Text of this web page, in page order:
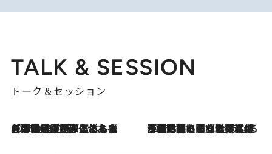
TALK & SESSION
トーク＆セッション
2026.8.3
「今後値上げがあるとすれば…」「リスクがあるのは今年の冬」エネルギー専門家が語る、ホルムズ海峡封鎖が家庭にもたらす“ある心配” 2026.8.3
「住宅建てられない…」「サーチャージ料の高値が続いている」ホルムズ海峡封鎖による影響はいつまで続く？《エネルギー専門家に聞く“どうなる日本の暮らし”》